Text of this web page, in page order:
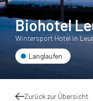
Biohotel
Wintersport Hotel in
Langlaufen
Zurück zur Übersicht